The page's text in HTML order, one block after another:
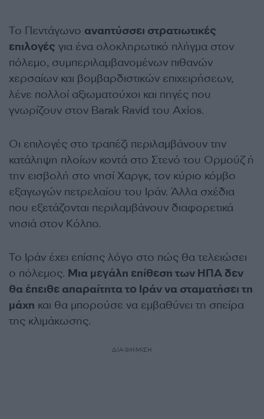
Το Πεντάγωνο αναπτύσσει στρατιωτικές
επιλογές για ένα ολοκληρωτικό πλήγμα στον
πόλεμο, συμπεριλαμβανομένων πιθανών
χερσαίων και βομβαρδιστικών επιχειρήσεων,
λένε πολλοί αξιωματούχοι και πηγές που
γνωρίζουν στον Barak Ravid του Axios.
Οι επιλογές στο τραπέζι περιλαμβάνουν την
κατάληψη πλοίων κοντά στο Στενό του Ορμούζ ή
την εισβολή στο νησί Χαργκ, τον κύριο κόμβο
εξαγωγών πετρελαίου του Ιράν. Άλλα σχέδια
που εξετάζονται περιλαμβάνουν διαφορετικά
νησιά στον Κόλπο.
Το Ιράν έχει επίσης λόγο στο πώς θα τελειώσει
ο πόλεμος. Μια μεγάλη επίθεση των ΗΠΑ δεν
θα έπειθε απαραίτητα το Ιράν να σταματήσει τη
μάχη και θα μπορούσε να εμβαθύνει τη σπείρα
της κλιμάκωσης.
ΔΙΑΦΗΜΙΣΗ